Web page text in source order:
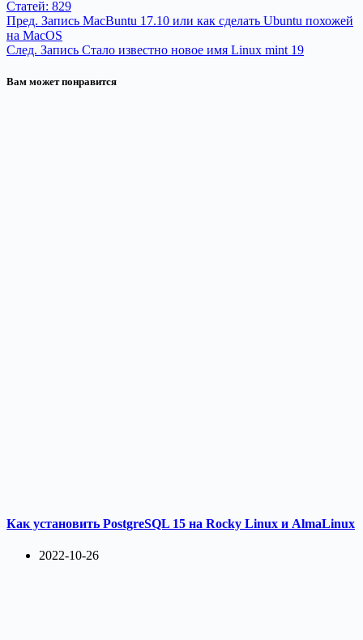
Статей: 829
Пред. Запись MacBuntu 17.10 или как сделать Ubuntu похожей
на MacOS
След. Запись Стало известно новое имя Linux mint 19
Вам может понравится
Как установить PostgreSQL 15 на Rocky Linux и AlmaLinux
2022-10-26